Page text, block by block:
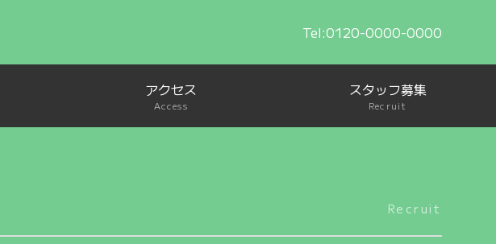
Tel:0120-0000-0000
アクセス
Access
スタッフ募集
Recruit
Recruit